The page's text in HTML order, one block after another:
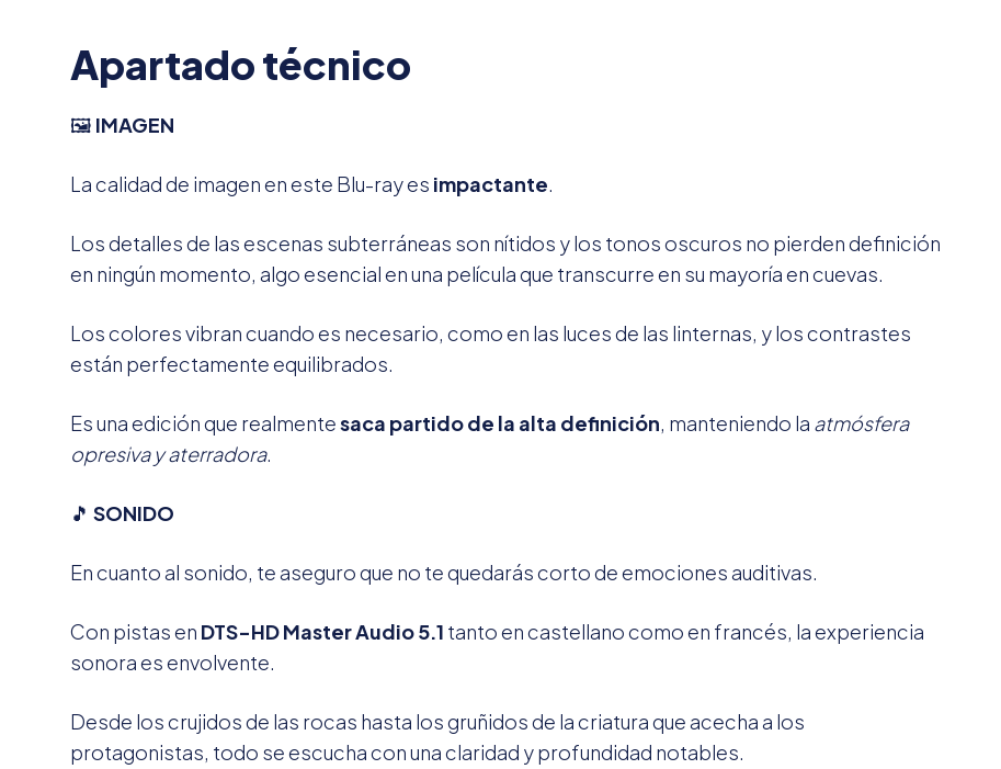
Apartado técnico
🖼️ IMAGEN
La calidad de imagen en este Blu-ray es impactante.
Los detalles de las escenas subterráneas son nítidos y los tonos oscuros no pierden definición
en ningún momento, algo esencial en una película que transcurre en su mayoría en cuevas.
Los colores vibran cuando es necesario, como en las luces de las linternas, y los contrastes
están perfectamente equilibrados.
Es una edición que realmentesaca partido de la alta definición, manteniendo la atmósfera
opresiva y aterradora.
🎵 SONIDO
En cuanto al sonido, te aseguro que no te quedarás corto de emociones auditivas.
Con pistas en DTS-HD Master Audio 5.1 tanto en castellano como en francés, la experiencia
sonora es envolvente.
Desde los crujidos de las rocas hasta los gruñidos de la criatura que acecha a los
protagonistas, todo se escucha con una claridad y profundidad notables.